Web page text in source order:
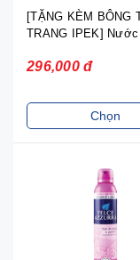
[TẶNG KÈM BÔNG
TRANG IPEK]
Clinic B5 Dưỡng Ẩm
296,000 đ
Chọn